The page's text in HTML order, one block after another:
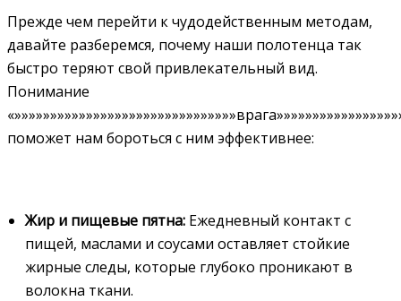
Прежде чем перейти к чудодейственным методам,
давайте разберемся, почему наши полотенца так
быстро теряют свой привлекательный вид.
Понимание
поможет нам бороться с ним эффективнее:
Жир и пищевые пятна: Ежедневный контакт с
пищей, маслами и соусами оставляет стойкие
жирные следы, которые глубоко проникают в
волокна ткани.